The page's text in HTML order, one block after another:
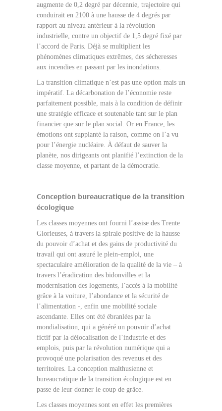
augmente de 0,2 degré par décennie, trajectoire qui
conduirait en 2100 à une hausse de 4 degrés par
rapport au niveau antérieur à la révolution
industrielle, contre un objectif de 1,5 degré fixé par
l’accord de Paris. Déjà se multiplient les
phénomènes climatiques extrêmes, des sécheresses
aux incendies en passant par les inondations.
La transition climatique n’est pas une option mais un
impératif. La décarbonation de l’économie reste
parfaitement possible, mais à la condition de définir
une stratégie efficace et soutenable tant sur le plan
financier que sur le plan social. Or en France, les
émotions ont supplanté la raison, comme on l’a vu
pour l’énergie nucléaire. À défaut de sauver la
planète, nos dirigeants ont planifié l’extinction de la
classe moyenne, et partant de la démocratie.
Conception bureaucratique de la transition
écologique
Les classes moyennes ont fourni l’assise des Trente
Glorieuses, à travers la spirale positive de la hausse
du pouvoir d’achat et des gains de productivité du
travail qui ont assuré le plein-emploi, une
spectaculaire amélioration de la qualité de la vie – à
travers l’éradication des bidonvilles et la
modernisation des logements, l’accès à la mobilité
grâce à la voiture, l’abondance et la sécurité de
l’alimentation -, enfin une mobilité sociale
ascendante. Elles ont été ébranlées par la
mondialisation, qui a généré un pouvoir d’achat
fictif par la délocalisation de l’industrie et des
emplois, puis par la révolution numérique qui a
provoqué une polarisation des revenus et des
territoires. La conception malthusienne et
bureaucratique de la transition écologique est en
passe de leur donner le coup de grâce.
Les classes moyennes sont en effet les premières